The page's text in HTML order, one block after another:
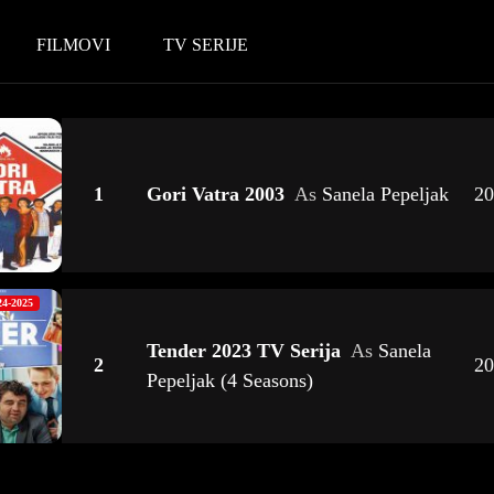
FILMOVI TV SERIJE
1 Gori Vatra 2003 As Sanela Pepeljak
2025
2
Tender 2023 TV Serija As Sanela
Pepeljak (4 Seasons)